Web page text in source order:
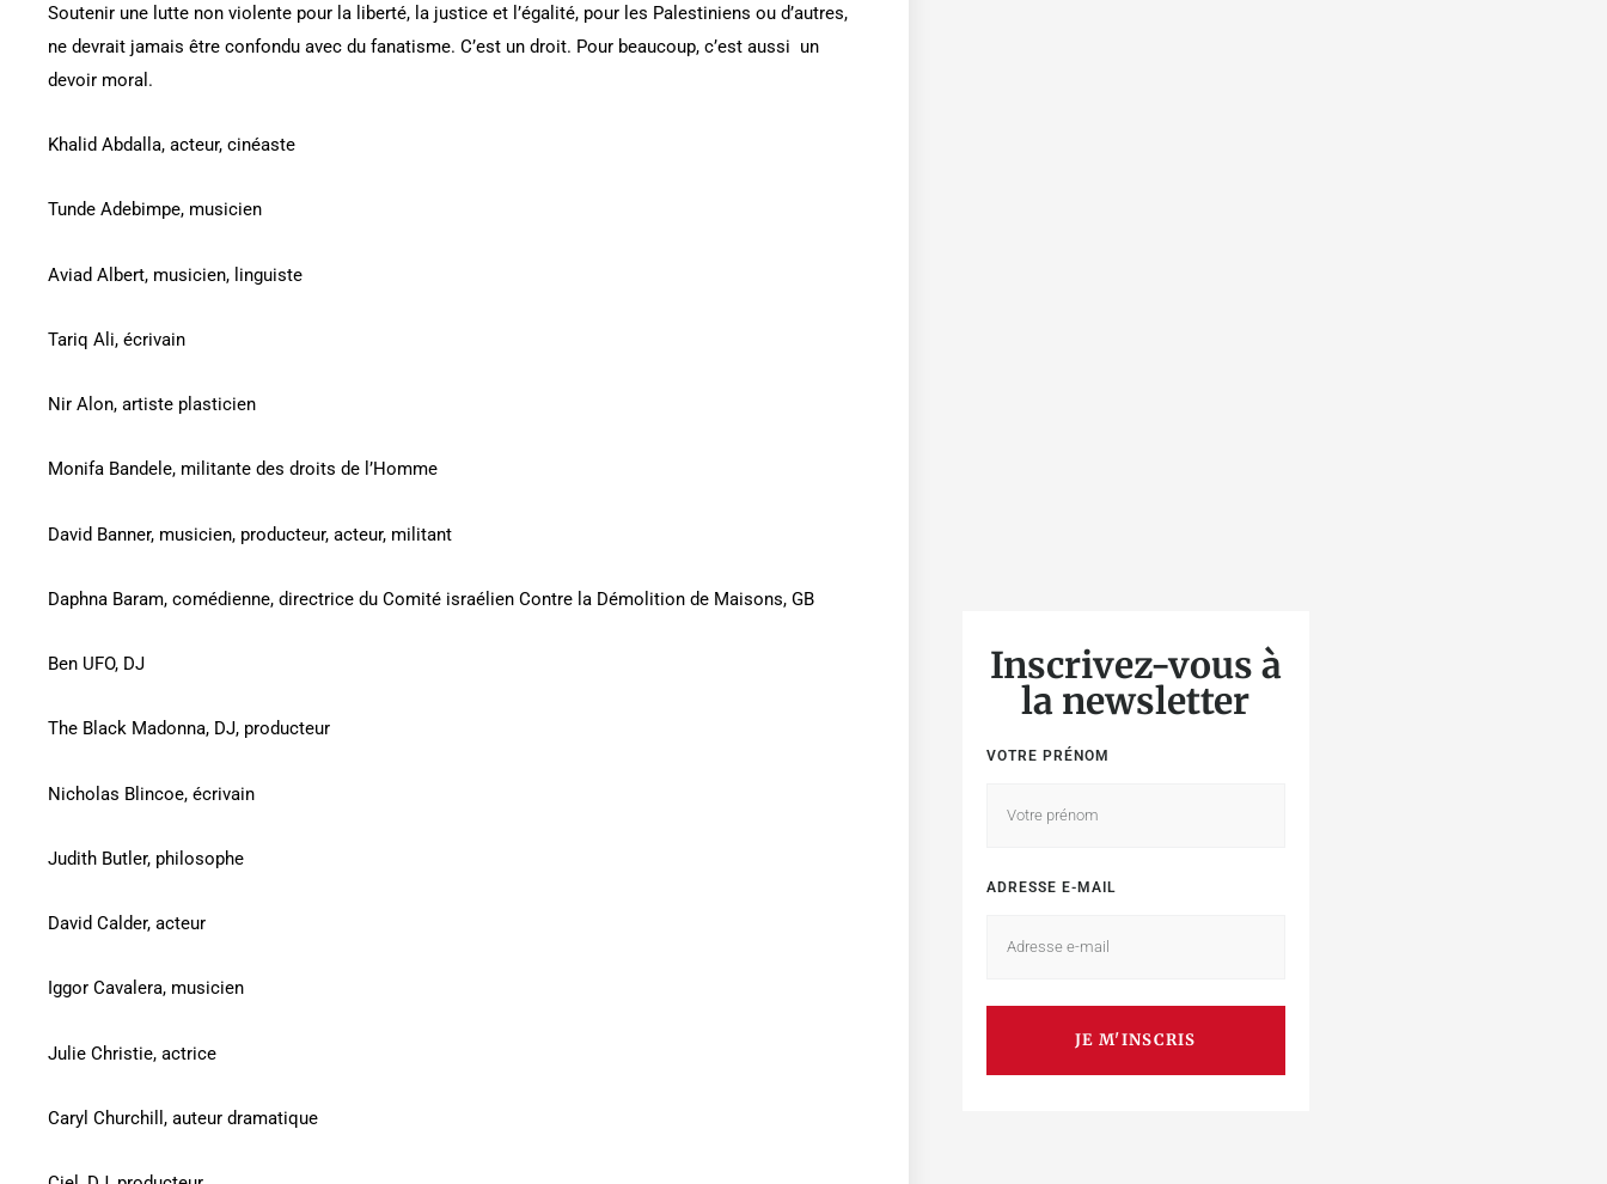
Soutenir une lutte non violente pour la liberté, la justice et l’égalité, pour les Palestiniens ou d’autres,
ne devrait jamais être confondu avec du fanatisme. C’est un droit. Pour beaucoup, c’est aussi un
devoir moral.
Khalid Abdalla, acteur, cinéaste
Tunde Adebimpe, musicien
Aviad Albert, musicien, linguiste
Tariq Ali, écrivain
Nir Alon, artiste plasticien
Monifa Bandele, militante des droits de l’Homme
David Banner, musicien, producteur, acteur, militant
Daphna Baram, comédienne, directrice du Comité israélien Contre la Démolition de Maisons, GB
Ben UFO, DJ
The Black Madonna, DJ, producteur
Nicholas Blincoe, écrivain
Judith Butler, philosophe
David Calder, acteur
Iggor Cavalera, musicien
Julie Christie, actrice
Caryl Churchill, auteur dramatique
Inscrivez-vous à
la newsletter
VOTRE PRÉNOM
ADRESSE E-MAIL
JE M'INSCRIS